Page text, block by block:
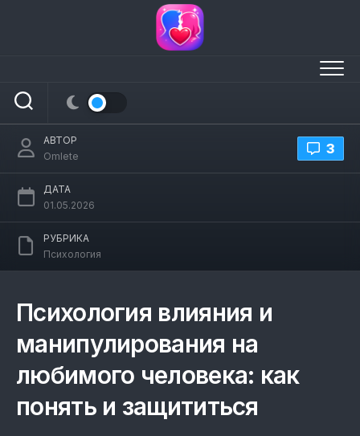
Психология влияния и
человека
3
АВТОР
Omlete
ДАТА
01.05.2026
РУБРИКА
Психология
Психология влияния и
манипулирования на
любимого человека: как
понять и защититься